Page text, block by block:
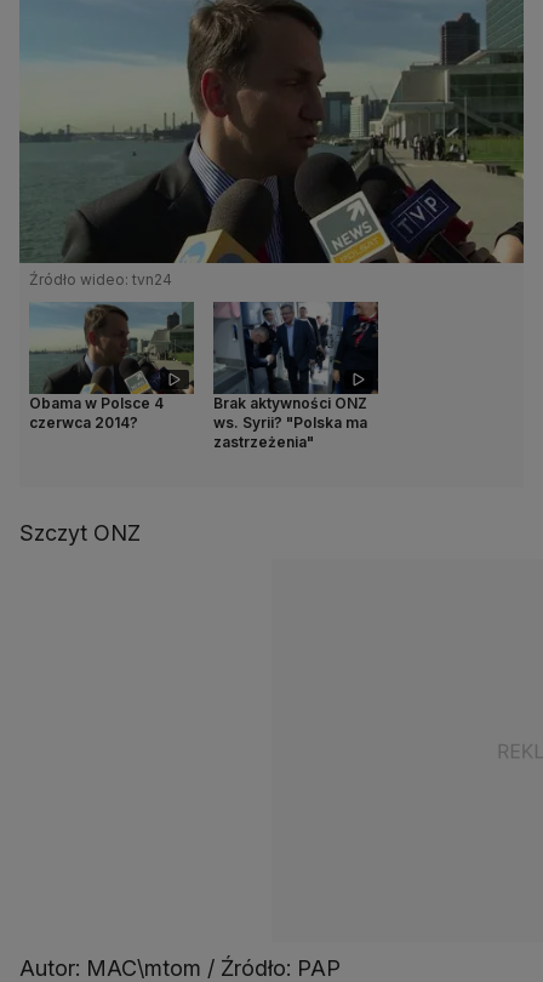
Źródło wideo: tvn24
Obama w Polsce 4
czerwca 2014?
Brak aktywności ONZ
ws. Syrii? "Polska ma
zastrzeżenia"
Szczyt ONZ
Autor: MAC\mtom / Źródło: PAP